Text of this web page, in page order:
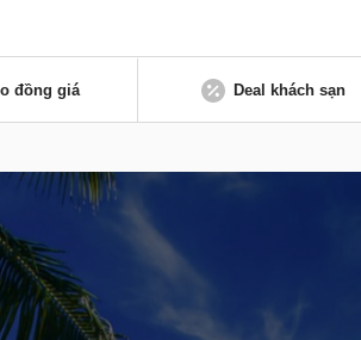
đồng giá Deal khách sạn